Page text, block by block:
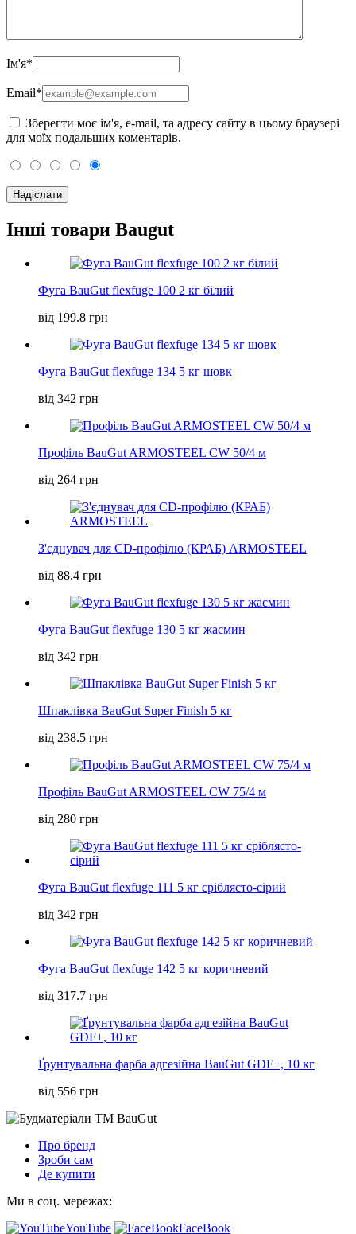
Ім'я*
Email*
Зберегти моє ім'я, e-mail, та адресу сайту в цьому браузері
для моїх подальших коментарів.
Інші товари Baugut
Фуга BauGut flexfuge 100 2 кг білий
від 199.8 грн
Фуга BauGut flexfuge 134 5 кг шовк
від 342 грн
Профіль BauGut ARMOSTEEL CW 50/4 м
від 264 грн
З'єднувач для CD-профілю (КРАБ) ARMOSTEEL
від 88.4 грн
Фуга BauGut flexfuge 130 5 кг жасмин
від 342 грн
Шпаклівка BauGut Super Finish 5 кг
від 238.5 грн
Профіль BauGut ARMOSTEEL CW 75/4 м
від 280 грн
Фуга BauGut flexfuge 111 5 кг сріблясто-сірий
від 342 грн
Фуга BauGut flexfuge 142 5 кг коричневий
від 317.7 грн
Ґрунтувальна фарба адгезійна BauGut GDF+, 10 кг
від 556 грн
Про бренд
Зроби сам
Де купити
Ми в соц. мережах:
YouTube
FaceBook